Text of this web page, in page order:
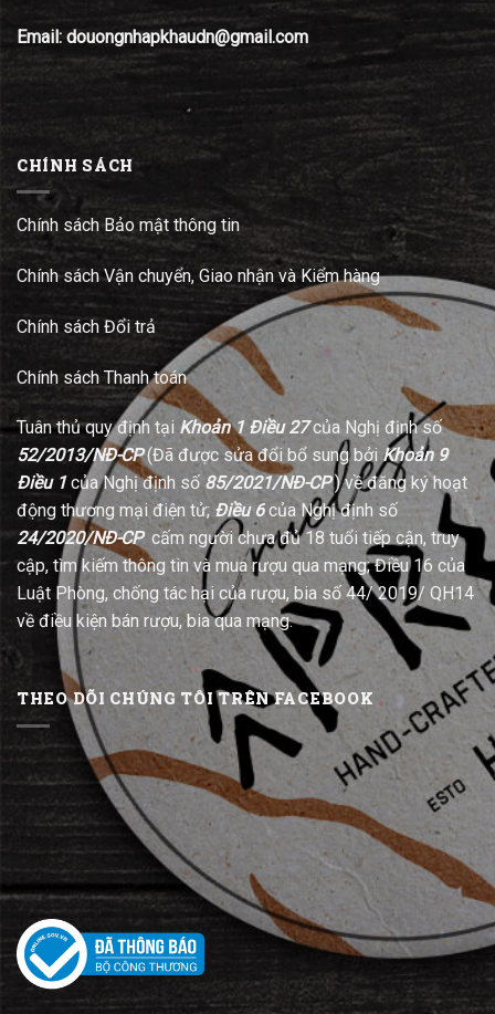
Email: douongnhapkhaudn@gmail.com
CHÍNH SÁCH
Chính sách Bảo mật thông tin
Chính sách Vận chuyển, Giao nhận và Kiểm hàng
Chính sách Đổi trả
Chính sách Thanh toán
Tuân thủ quy định tại Khoản 1 Điều 27của Nghị định số
52/2013/NĐ-CP(Đã được sửa đổi bổ sung bởi Khoản 9
Điều 1của Nghị định số 85/2021/NĐ-CP) về đăng ký hoạt
động thương mại điện tử; Điều 6của Nghị định số
24/2020/NĐ-CPcấm người chưa đủ 18 tuổi tiếp cận, truy
cập, tìm kiếm thông tin và mua rượu qua mạng; Điều 16 của
Luật Phòng, chống tác hại của rượu, bia số 44/ 2019/ QH14
về điều kiện bán rượu, bia qua mạng.
THEO DÕI CHÚNG TÔI TRÊN FACEBOOK